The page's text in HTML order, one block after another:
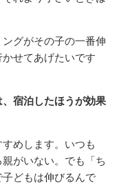
ングがその子の一番伸
せてあげたいです
宿泊したほうが効果
めします。いつも
がいない。でも「ち
どもは伸びるんで